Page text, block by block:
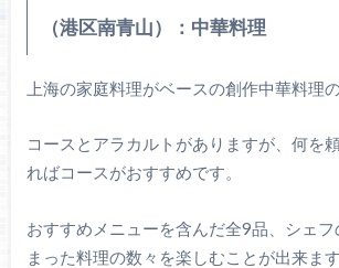
（港区南青山）：中華料理
上海の家庭料理がベースの創作中華料理
コースとアラカルトがありますが、何を
ればコースがおすすめです。
おすすめメニューを含んだ全9品、シェ
まった料理の数々を楽しむことが出来ます